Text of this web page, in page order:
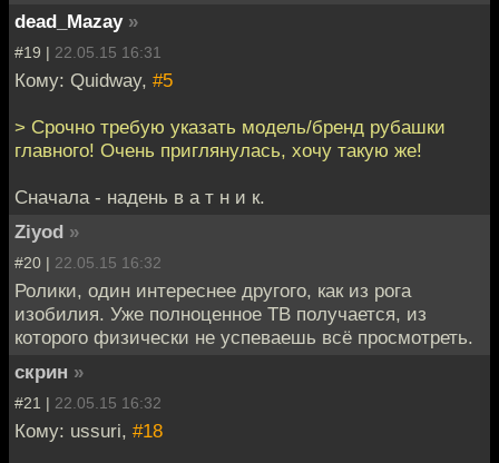
dead_Mazay »
#19 | 22.05.15 16:31
Кому: Quidway, #5
> Срочно требую указать модель/бренд рубашки
главного! Очень приглянулась, хочу такую же!
Сначала - надень в а т н и к.
Ziyod »
#20 | 22.05.15 16:32
Ролики, один интереснее другого, как из рога
изобилия. Уже полноценное ТВ получается, из
которого физически не успеваешь всё просмотреть.
скрин »
#21 | 22.05.15 16:32
Кому: ussuri, #18